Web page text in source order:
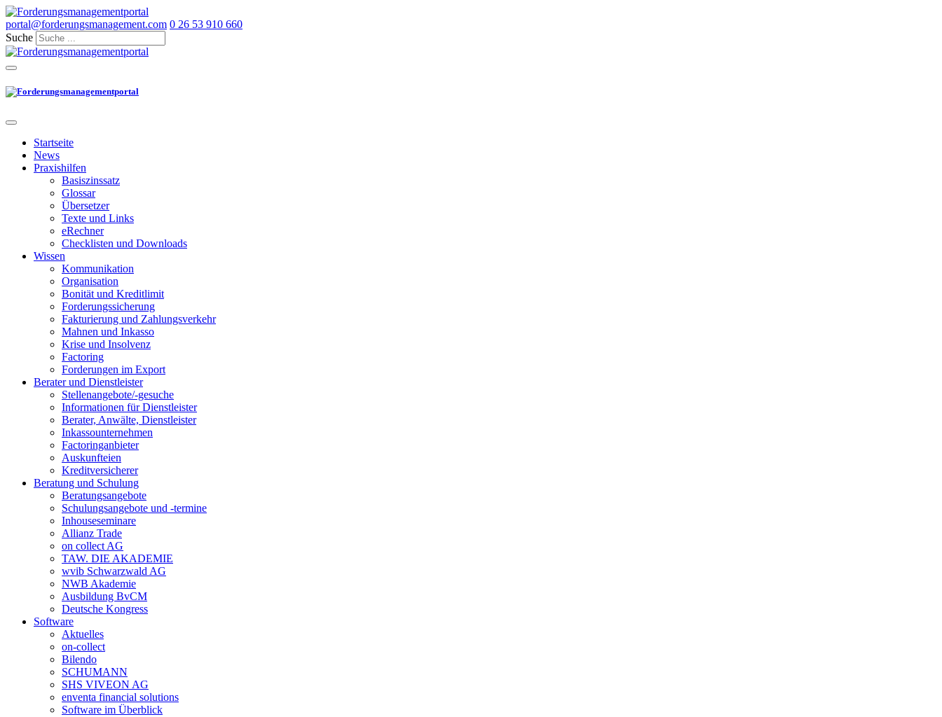
portal@forderungsmanagement.com 0 26 53 910 660
Suche
Startseite
News
Praxishilfen
Basiszinssatz
Glossar
Übersetzer
Texte und Links
eRechner
Checklisten und Downloads
Wissen
Kommunikation
Organisation
Bonität und Kreditlimit
Forderungssicherung
Fakturierung und Zahlungsverkehr
Mahnen und Inkasso
Krise und Insolvenz
Factoring
Forderungen im Export
Berater und Dienstleister
Stellenangebote/-gesuche
Informationen für Dienstleister
Berater, Anwälte, Dienstleister
Inkassounternehmen
Factoringanbieter
Auskunfteien
Kreditversicherer
Beratung und Schulung
Beratungsangebote
Schulungsangebote und -termine
Inhouseseminare
Allianz Trade
on collect AG
TAW. DIE AKADEMIE
wvib Schwarzwald AG
NWB Akademie
Ausbildung BvCM
Deutsche Kongress
Software
Aktuelles
on-collect
Bilendo
SCHUMANN
SHS VIVEON AG
enventa financial solutions
Software im Überblick